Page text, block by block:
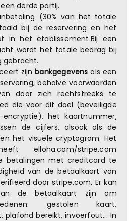
derde partij.
(30% van het totale
bij de reservering en het
in het etablissement.Bij een
wordt het totale bedrag bij
gebracht.
zijnbankgegevens als een
behalve voorwaarden
door zich rechtstreeks te
die voor dit doel (beveiligde
encryptie), het kaartnummer,
de cijfers, alsook als de
het visuele cryptogram. Het
elloha.com/stripe.com
betalingen met creditcard te
van de betaalkaart van
door stripe.com. Er kan
de betaalkaart zijn om
gestolen kaart,
plafond bereikt, invoerfout... In